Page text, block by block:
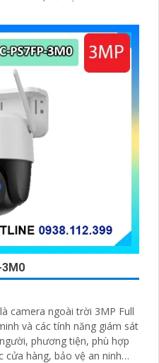
3M0
camera ngoài trời 3MP Full
và các tính năng giám sát
phương tiện, phù hợp
cửa hàng, bảo vệ an ninh